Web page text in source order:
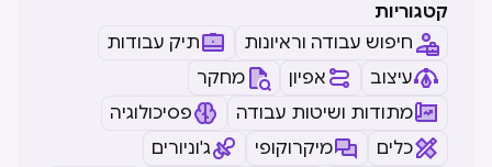
קטגוריות
חיפוש עבודה וראיונות
תיק עבודות
עיצוב
אפיון
מחקר
מתודות ושיטות עבודה
פסיכולוגיה
כלים
מיקרוקופי
ג'וניורים